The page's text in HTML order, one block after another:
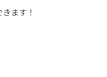
ます！